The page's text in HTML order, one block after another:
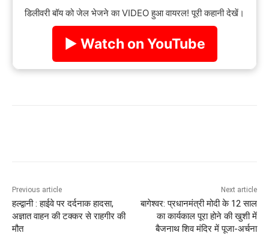
डिलीवरी बॉय को जेल भेजने का VIDEO हुआ वायरल! पूरी कहानी देखें।
▶ Watch on YouTube
Previous article
हल्द्वानी : हाईवे पर दर्दनाक हादसा,
अज्ञात वाहन की टक्कर से राहगीर की
मौत
Next article
बागेश्वर: प्रधानमंत्री मोदी के 12 साल
का कार्यकाल पूरा होने की खुशी में
बैजनाथ शिव मंदिर में पूजा-अर्चना